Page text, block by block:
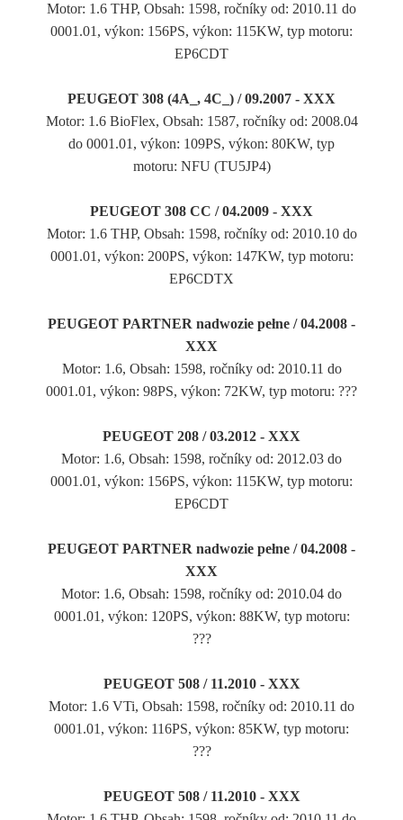
Motor: 1.6 THP, Obsah: 1598, ročníky od: 2010.11 do
0001.01, výkon: 156PS, výkon: 115KW, typ motoru:
EP6CDT
PEUGEOT 308 (4A_, 4C_) / 09.2007 - XXX
Motor: 1.6 BioFlex, Obsah: 1587, ročníky od: 2008.04
do 0001.01, výkon: 109PS, výkon: 80KW, typ
motoru: NFU (TU5JP4)
PEUGEOT 308 CC / 04.2009 - XXX
Motor: 1.6 THP, Obsah: 1598, ročníky od: 2010.10 do
0001.01, výkon: 200PS, výkon: 147KW, typ motoru:
EP6CDTX
PEUGEOT PARTNER nadwozie pełne / 04.2008 -
XXX
Motor: 1.6, Obsah: 1598, ročníky od: 2010.11 do
0001.01, výkon: 98PS, výkon: 72KW, typ motoru: ???
PEUGEOT 208 / 03.2012 - XXX
Motor: 1.6, Obsah: 1598, ročníky od: 2012.03 do
0001.01, výkon: 156PS, výkon: 115KW, typ motoru:
EP6CDT
PEUGEOT PARTNER nadwozie pełne / 04.2008 -
XXX
Motor: 1.6, Obsah: 1598, ročníky od: 2010.04 do
0001.01, výkon: 120PS, výkon: 88KW, typ motoru:
???
PEUGEOT 508 / 11.2010 - XXX
Motor: 1.6 VTi, Obsah: 1598, ročníky od: 2010.11 do
0001.01, výkon: 116PS, výkon: 85KW, typ motoru:
???
PEUGEOT 508 / 11.2010 - XXX